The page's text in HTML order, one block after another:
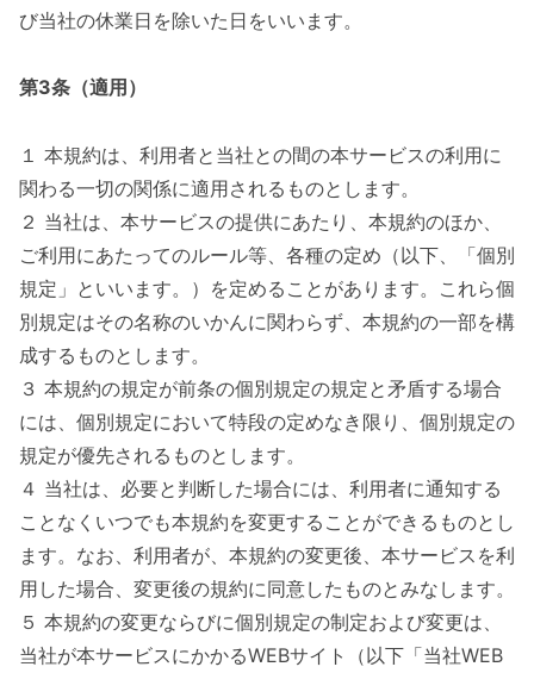
び当社の休業日を除いた日をいいます。
第3条（適用）
１ 本規約は、利用者と当社との間の本サービスの利用に
関わる一切の関係に適用されるものとします。
２ 当社は、本サービスの提供にあたり、本規約のほか、
ご利用にあたってのルール等、各種の定め（以下、「個別
規定」といいます。）を定めることがあります。これら個
別規定はその名称のいかんに関わらず、本規約の一部を構
成するものとします。
３ 本規約の規定が前条の個別規定の規定と矛盾する場合
には、個別規定において特段の定めなき限り、個別規定の
規定が優先されるものとします。
４ 当社は、必要と判断した場合には、利用者に通知する
ことなくいつでも本規約を変更することができるものとし
ます。なお、利用者が、本規約の変更後、本サービスを利
用した場合、変更後の規約に同意したものとみなします。
５ 本規約の変更ならびに個別規定の制定および変更は、
当社が本サービスにかかるWEBサイト（以下「当社WEB